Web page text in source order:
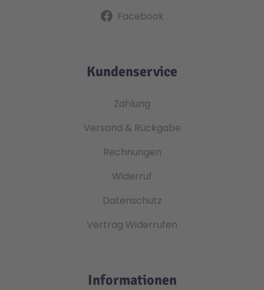
Facebook
Kundenservice
Zahlung
Versand & Rückgabe
Rechnungen
Widerruf
Datenschutz
Vertrag Widerrufen
Informationen